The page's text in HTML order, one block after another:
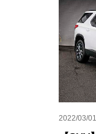
2022/03/01